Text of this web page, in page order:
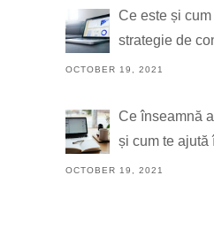
Ce este și
strategie de
OCTOBER 19, 2021
Ce înseamnă
și cum te ajută
OCTOBER 19, 2021